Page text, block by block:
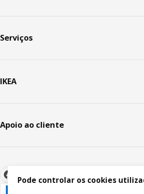
Serviços
IKEA
Apoio ao cliente
Pode controlar os cookies